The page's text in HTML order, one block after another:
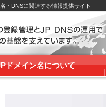
・DNSに関連する情報提供サイト
ドメイン名について